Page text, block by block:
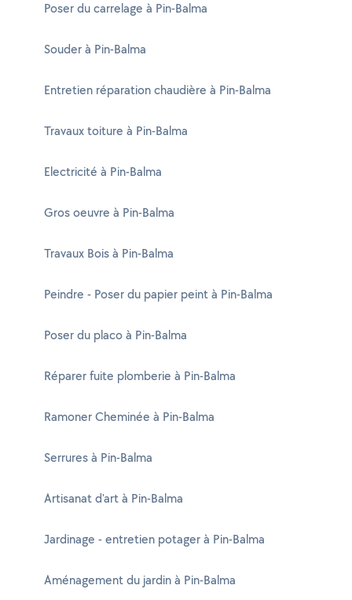
Poser du carrelage à Pin-Balma
Souder à Pin-Balma
Entretien réparation chaudière à Pin-Balma
Travaux toiture à Pin-Balma
Electricité à Pin-Balma
Gros oeuvre à Pin-Balma
Travaux Bois à Pin-Balma
Peindre - Poser du papier peint à Pin-Balma
Poser du placo à Pin-Balma
Réparer fuite plomberie à Pin-Balma
Ramoner Cheminée à Pin-Balma
Serrures à Pin-Balma
Artisanat d'art à Pin-Balma
Jardinage - entretien potager à Pin-Balma
Aménagement du jardin à Pin-Balma